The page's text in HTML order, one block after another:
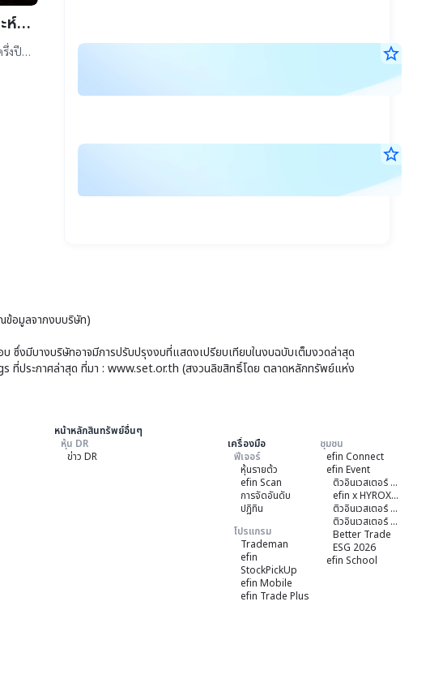
ยัง
งปี
งแนะ
star_border
star_border
ข้อมูลจากงบบริษัท)
ซึ่งมีบางบริษัทอาจมีการปรับปรุงงบที่แสดงเปรียบเทียบในงบฉบับเต็มงวดล่าสุด
ที่ประกาศล่าสุด ที่มา : www.set.or.th (สงวนลิขสิทธิ์โดย ตลาดหลักทรัพย์แห่ง
หน้าหลักสินทรัพย์อื่นๆ
หุ้น DR
ข่าว DR
เครื่องมือ
ฟีเจอร์
หุ้นรายต้ว
efin Scan
การจัดอันดับ
ปฏิทิน
โปรแกรม
Trademan
efin
StockPickUp
efin Mobile
efin Trade Plus
ชุมชน
efin Connect
efin Event
ติวอินเวสเตอร์ ON TOUR "หาดใหญ่" 2026
efin x HYROX Training Class
ติวอินเวสเตอร์ ON TOUR "ชลบุรี" 2026
ติวอินเวสเตอร์ ON TOUR “เชียงใหม่” 2026
Better Trade
ESG 2026
efin School